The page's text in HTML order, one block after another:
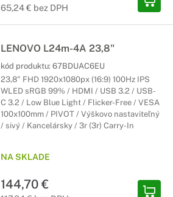
65,24 € bez DPH
LENOVO L24m-4A 23,8"
kód produktu: 67BDUAC6EU
23,8" FHD 1920x1080px (16:9) 100Hz IPS
WLED sRGB 99% / HDMI / USB 3.2 / USB-
C 3.2 / Low Blue Light / Flicker-Free / VESA
100x100mm / PIVOT / Výškovo nastaviteľný
/ sivý / Kancelársky / 3r (3r) Carry-In
NA SKLADE
144,70 €